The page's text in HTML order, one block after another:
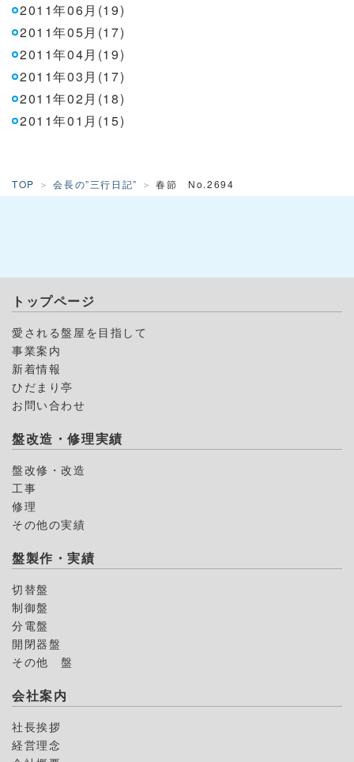
2011年06月(19)
2011年05月(17)
2011年04月(19)
2011年03月(17)
2011年02月(18)
2011年01月(15)
TOP 会長の”三行日記” 春節 No.2694
トップページ
愛される盤屋を目指して
事業案内
新着情報
ひだまり亭
お問い合わせ
盤改造・修理実績
盤改修・改造
工事
修理
その他の実績
盤製作・実績
切替盤
制御盤
分電盤
開閉器盤
その他 盤
会社案内
社長挨拶
経営理念